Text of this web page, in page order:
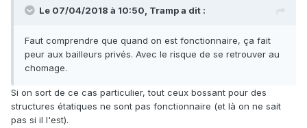
Le 07/04/2018 à 10:50, Trampa dit :
Faut comprendre que quand on est fonctionnaire, ça fait
peur aux bailleurs privés. Avec le risque de se retrouver au
chomage.
Si on sort de ce cas particulier, tout ceux bossant pour des
structures étatiques ne sont pas fonctionnaire (et là on ne sait
pas si il l'est).